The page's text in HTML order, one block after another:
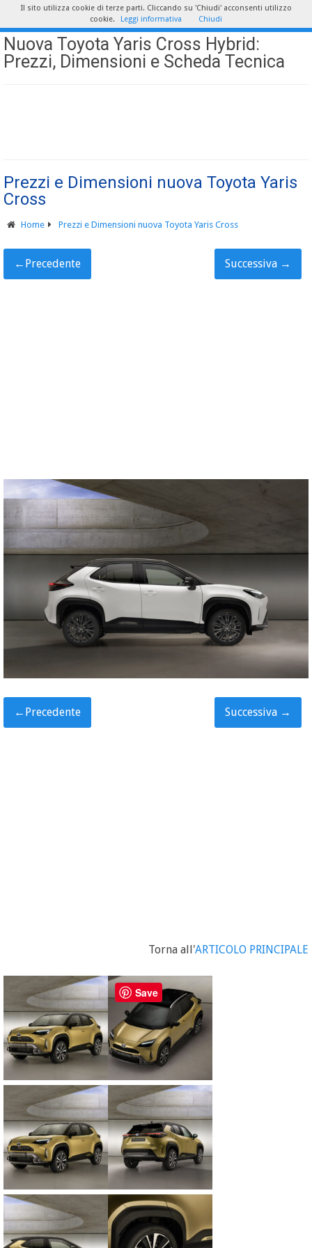
Nuova Toyota Yaris Cross Hybrid:
Prezzi, Dimensioni e Scheda Tecnica
Prezzi e Dimensioni nuova Toyota Yaris
Cross
Home Prezzi e Dimensioni nuova Toyota Yaris Cross
← Precedente Successiva →
← Precedente Successiva →
Torna all'ARTICOLO PRINCIPALE
Il sito utilizza cookie di terze parti. Cliccando su 'Chiudi' acconsenti utilizzo
cookie.
Leggi informativa Chiudi
Save